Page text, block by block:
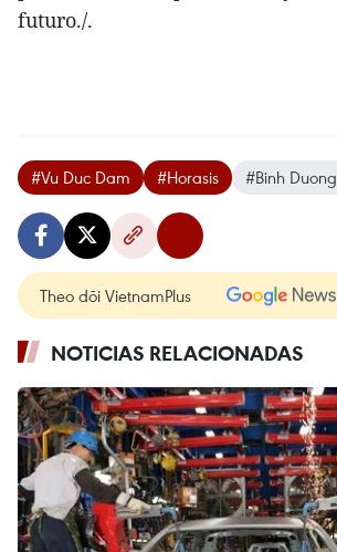
futuro./.
#Vu Duc Dam #Horasis #Binh Duong
Theo dõi VietnamPlus
NOTICIAS RELACIONADAS